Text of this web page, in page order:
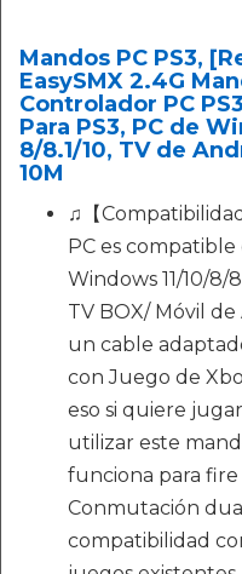
Mandos PC PS3,
EasySMX 2.4G
Controlador PC
Para PS3, PC de
8/8.1/10, TV de
10M
♫【
PC es compatible
Windows 11/10/8/
TV BOX/ Móvil
un cable
con Juego de
eso si quiere
utilizar este
funciona para
Conmutación
compatibilidad